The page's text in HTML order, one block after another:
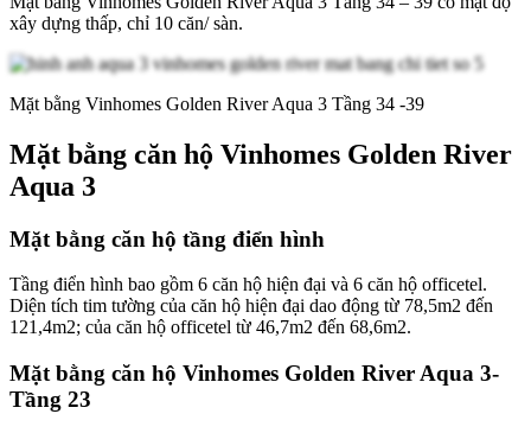
xây dựng thấp, chỉ 10 căn/ sàn.
Mặt bằng Vinhomes Golden River Aqua 3 Tầng 34 -39
Mặt bằng căn hộ Vinhomes Golden River
Aqua 3
Mặt bằng căn hộ tầng điển hình
Tầng điển hình bao gồm 6 căn hộ hiện đại và 6 căn hộ officetel.
Diện tích tim tường của căn hộ hiện đại dao động từ 78,5m2 đến
121,4m2; của căn hộ officetel từ 46,7m2 đến 68,6m2.
Mặt bằng căn hộ Vinhomes Golden River Aqua 3-
Tầng 23